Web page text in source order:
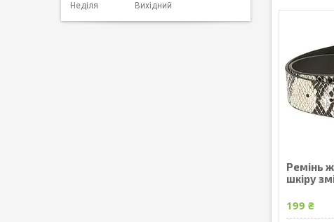
Ремінь
шкіру
199 ₴
Неділя
Вихідний